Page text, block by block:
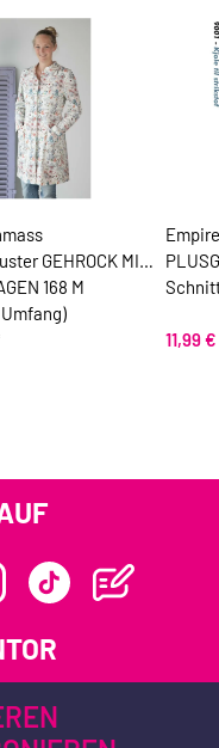
GEHROCK MIT
168 M
11,99 €